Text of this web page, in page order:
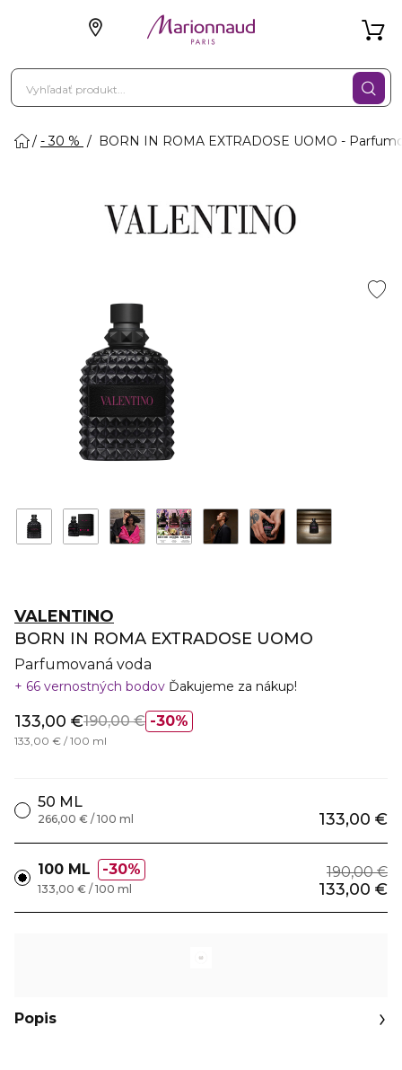
- 30 % BORN IN ROMA EXTRADOSE UOMO -
VALENTINO
BORN IN ROMA EXTRADOSE UOMO
Parfumovaná voda
66 vernostných bodov Ďakujeme za nákup!
30%
133,00 €190,00 €
133,00 € / 100 ml
50 ML
133,00 €
266,00 € / 100 ml
100 ML 30% 190,00 €
133,00 €
133,00 € / 100 ml
Popis